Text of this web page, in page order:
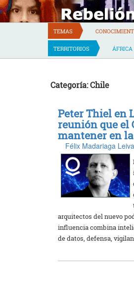
Skip
to
content
TEMAS
TERRITORIOS ÁFRICA
Categoría: Chile
Peter Thiel en
reunión que el
mantener en
Félix Madariaga Leiva
arquitectos del nuevo
influencia combina
de datos, defensa,